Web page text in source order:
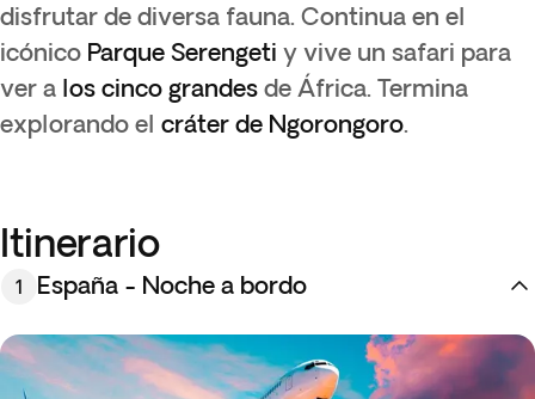
disfrutar de diversa fauna. Continua en el
icónico Parque Serengeti y vive un safari para
ver a los cinco grandes de África. Termina
explorando el cráter de Ngorongoro.
Itinerario
1 España - Noche a bordo